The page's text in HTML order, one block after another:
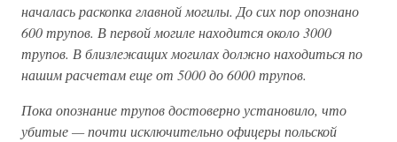
началась раскопка главной могилы. До сих пор опознано
600 трупов. В первой могиле находится около 3000
трупов. В близлежащих могилах должно находиться по
нашим расчетам еще от 5000 до 6000 трупов.
Пока опознание трупов достоверно установило, что
убитые — почти исключительно офицеры польской